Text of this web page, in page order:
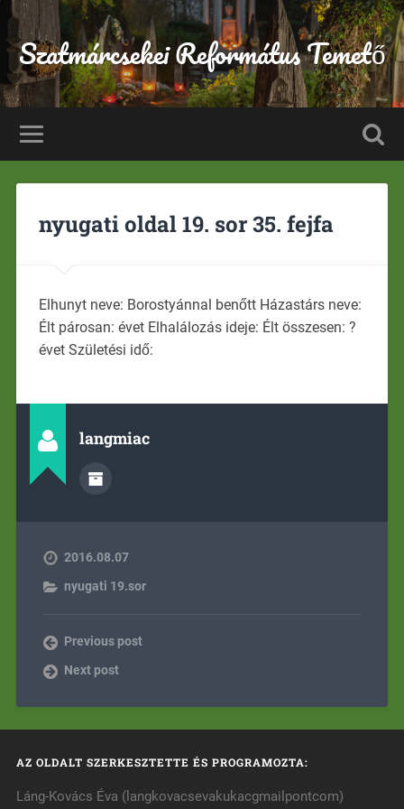
Szatmárcsekei Református Temető
nyugati oldal 19. sor 35. fejfa
Elhunyt neve: Borostyánnal benőtt Házastárs neve:
Élt párosan: évet Elhalálozás ideje: Élt összesen: ?
évet Születési idő:
langmiac
2016.08.07
nyugati 19.sor
Previous post
Next post
AZ OLDALT SZERKESZTETTE ÉS PROGRAMOZTA:
Láng-Kovács Éva (langkovacsevakukacgmailpontcom)